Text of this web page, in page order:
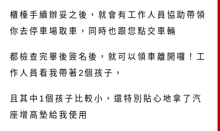
櫃檯手續辦妥之後，就會有工作人員協助帶領
你去停車場取車，同時也跟您點交車輛
都檢查完畢後簽名後，就可以領車離開囉！工
作人員看我帶著2個孩子，
且其中1個孩子比較小，還特別貼心地拿了汽
座增高墊給我使用